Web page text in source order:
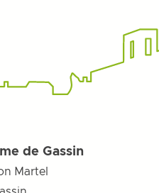
de Gassin
Martel